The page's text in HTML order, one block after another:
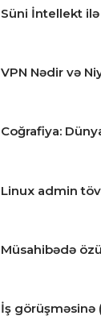
Süni İntellekt ilə
VPN Nədir və
Coğrafiya:
Linux admin
Müsahibədə
İş görüşməsinə